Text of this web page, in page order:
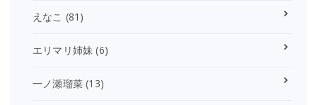
えなこ (81)
エリマリ姉妹 (6)
一ノ瀬瑠菜 (13)